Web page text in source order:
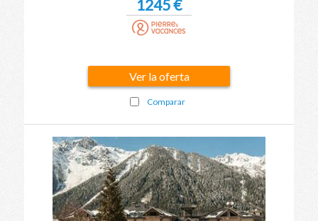
1245 €
Ver la oferta
Comparar